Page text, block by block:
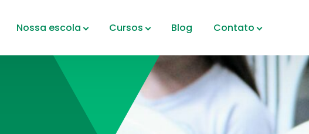
Nossa escola Cursos Blog Contato